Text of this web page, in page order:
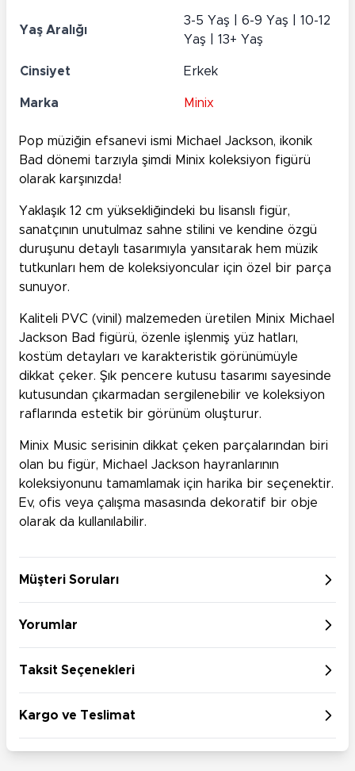
Yaş Aralığı
3-5 Yaş | 6-9 Yaş | 10-12
Yaş | 13+ Yaş
Cinsiyet Erkek
Marka Minix
Pop müziğin efsanevi ismi Michael Jackson, ikonik
Bad dönemi tarzıyla şimdi Minix koleksiyon figürü
olarak karşınızda!
Yaklaşık 12 cm yüksekliğindeki bu lisanslı figür,
sanatçının unutulmaz sahne stilini ve kendine özgü
duruşunu detaylı tasarımıyla yansıtarak hem müzik
tutkunları hem de koleksiyoncular için özel bir parça
sunuyor.
Kaliteli PVC (vinil) malzemeden üretilen Minix Michael
Jackson Bad figürü, özenle işlenmiş yüz hatları,
kostüm detayları ve karakteristik görünümüyle
dikkat çeker. Şık pencere kutusu tasarımı sayesinde
kutusundan çıkarmadan sergilenebilir ve koleksiyon
raflarında estetik bir görünüm oluşturur.
Minix Music serisinin dikkat çeken parçalarından biri
olan bu figür, Michael Jackson hayranlarının
koleksiyonunu tamamlamak için harika bir seçenektir.
Ev, ofis veya çalışma masasında dekoratif bir obje
olarak da kullanılabilir.
Müşteri Soruları
Yorumlar
Taksit Seçenekleri
Kargo ve Teslimat